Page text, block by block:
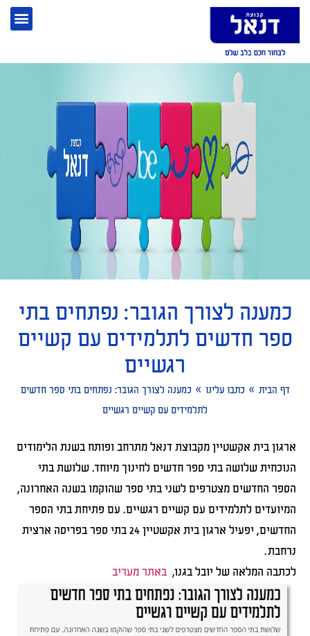
כמענה לצורך הגובר: נפתחים בתי
ספר חדשים לתלמידים עם קשיים
רגשיים
דף הבית » כתבו עלינו » כמענה לצורך הגובר: נפתחים בתי ספר חדשים
לתלמידים עם קשיים רגשיים
ארגון בית אקשטיין מקבוצת דנאל מתרחב ופותח בשנת הלימודים
הנוכחית שלושה בתי ספר חדשים לחינוך מיוחד. שלושת בתי
הספר החדשים מצטרפים לשני בתי ספר שהוקמו בשנה האחרונה,
המיועדים לתלמידים עם קשיים רגשיים. עם פתיחת בתי הספר
החדשים, יפעיל ארגון בית אקשטיין 24 בתי ספר בפריסה ארצית
נרחבת.
לכתבה המלאה של יובל בגנו, באתר מעריב